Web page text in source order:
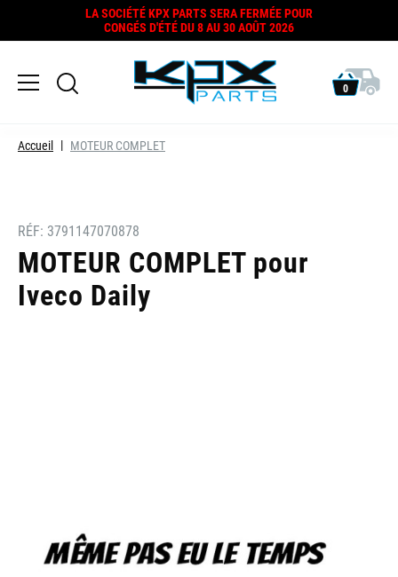
LA SOCIÉTÉ KPX PARTS SERA FERMÉE POUR
CONGÉS D'ÉTÉ DU 8 AU 30 AOÛT 2026
0
Accueil MOTEUR COMPLET
RÉF: 3791147070878
MOTEUR COMPLET pour
Iveco Daily